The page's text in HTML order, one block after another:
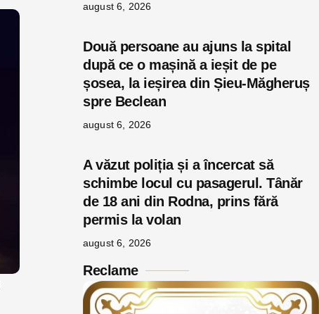
august 6, 2026
Două persoane au ajuns la spital
după ce o mașină a ieșit de pe
șosea, la ieșirea din Șieu-Măgheruș
spre Beclean
august 6, 2026
A văzut poliția și a încercat să
schimbe locul cu pasagerul. Tânăr
de 18 ani din Rodna, prins fără
permis la volan
august 6, 2026
Reclame